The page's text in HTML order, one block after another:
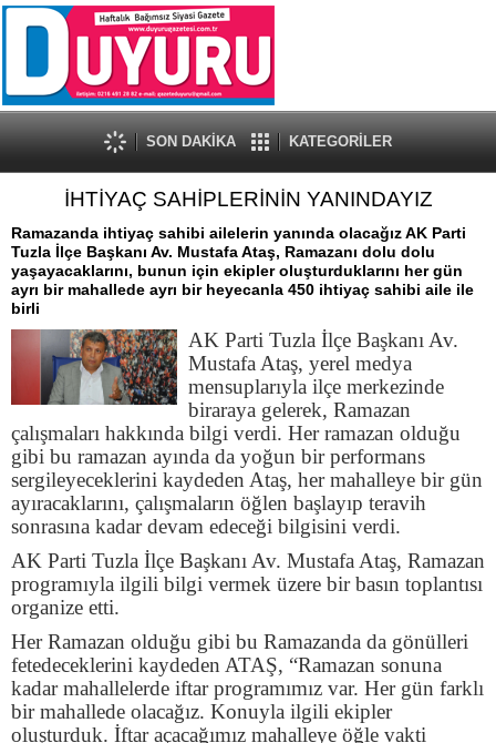
SON DAKİKA KATEGORİLER
İHTİYAÇ SAHİPLERİNİN YANINDAYIZ
Ramazanda ihtiyaç sahibi ailelerin yanında olacağız AK Parti
Tuzla İlçe Başkanı Av. Mustafa Ataş, Ramazanı dolu dolu
yaşayacaklarını, bunun için ekipler oluşturduklarını her gün
ayrı bir mahallede ayrı bir heyecanla 450 ihtiyaç sahibi aile ile
birli
AK Parti Tuzla İlçe Başkanı Av.
Mustafa Ataş, yerel medya
mensuplarıyla ilçe merkezinde
biraraya gelerek, Ramazan
çalışmaları hakkında bilgi verdi. Her ramazan olduğu
gibi bu ramazan ayında da yoğun bir performans
sergileyeceklerini kaydeden Ataş, her mahalleye bir gün
ayıracaklarını, çalışmaların öğlen başlayıp teravih
sonrasına kadar devam edeceği bilgisini verdi.
AK Parti Tuzla İlçe Başkanı Av. Mustafa Ataş, Ramazan
programıyla ilgili bilgi vermek üzere bir basın toplantısı
organize etti.
Her Ramazan olduğu gibi bu Ramazanda da gönülleri
fetedeceklerini kaydeden ATAŞ, “Ramazan sonuna
kadar mahallelerde iftar programımız var. Her gün farklı
bir mahallede olacağız. Konuyla ilgili ekipler
oluşturduk. İftar açacağımız mahalleye öğle vakti